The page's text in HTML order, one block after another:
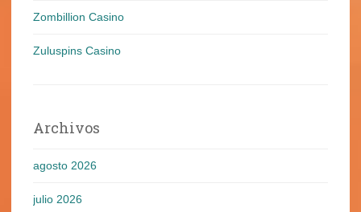
Zombillion Casino
Zuluspins Casino
Archivos
agosto 2026
julio 2026